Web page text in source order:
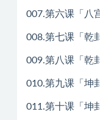
007.第六课「八
008.第七课「乾
009.第八课「乾
010.第九课「坤
011.第十课「坤